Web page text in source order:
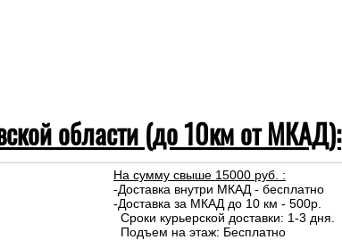
области (до 10км от МКАД):
На сумму свыше 15000 руб. :
-Доставка внутри МКАД - бесплатно
-Доставка за МКАД до 10 км - 500р.
Сроки курьерской доставки: 1-3 дня.
Подъем на этаж: Бесплатно